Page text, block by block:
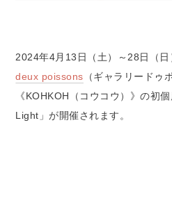
2024年4月13日（土）～28日（
deux poissons （ギャラリードゥ
《KOHKOH（コウコウ）》の初
Light」が開催されます。